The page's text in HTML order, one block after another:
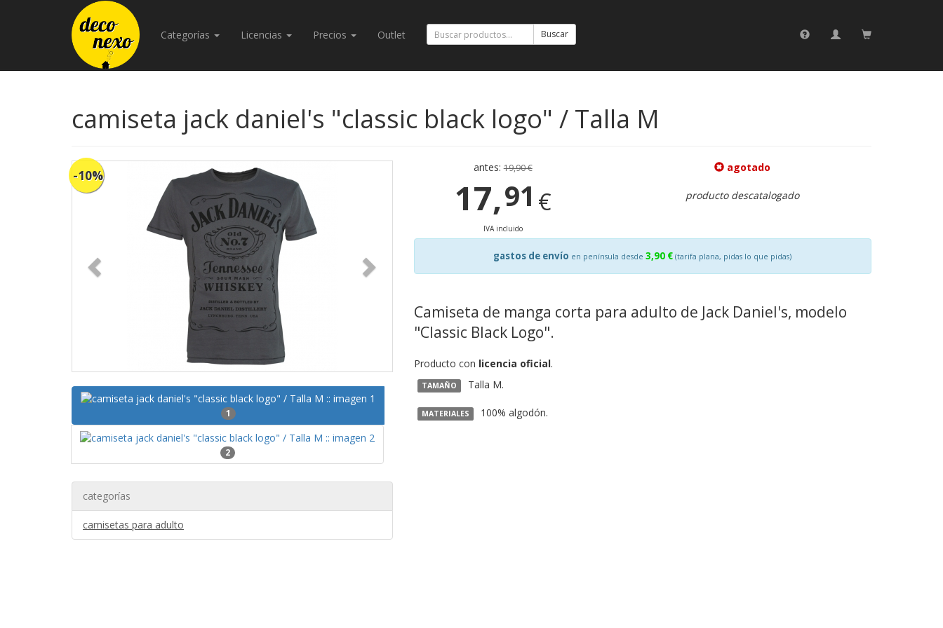
Categorías Licencias Precios Outlet Buscar
camiseta jack daniel's "classic black logo" / Talla M
-10%
1
2
categorías
camisetas para adulto
antes:19,90 €
17,91 €
IVA incluido
agotado
producto descatalogado
gastos de envío en península desde 3,90 € (tarifa plana, pidas lo que pidas)
Camiseta de manga corta para adulto de Jack Daniel's, modelo
"Classic Black Logo".
Producto con licencia oficial.
TAMAÑO Talla M.
MATERIALES 100% algodón.